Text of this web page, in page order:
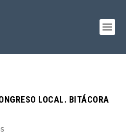
LOCAL. BITÁCORA